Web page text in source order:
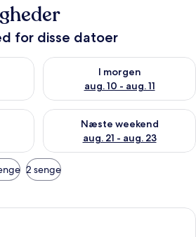
for disse datoer
aug. 9 - aug. 10
I morgen
aug. 10 - aug. 11
Tjek tilgængelighed for i
weekend aug. 14 - aug. 16
Næste weekend
aug. 21 - aug. 23
Tjek tilgængelighed for næste
2 senge
Et hotelværelse med et stort